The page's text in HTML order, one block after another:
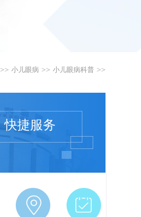
>> 小儿眼病 >> 小儿眼病科普 >>
快捷服务